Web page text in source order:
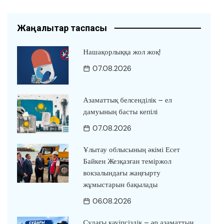
Жаңалықтар таспасы
Нашақорлыққа жол жоқ!
07.08.2026
Азаматтық белсенділік – ел
дамуының басты кепілі
07.08.2026
Ұлытау облысының әкімі Есет
Байкен Жезқазған теміржол
вокзалындағы жаңғырту
жұмыстарын бақылады
06.08.2026